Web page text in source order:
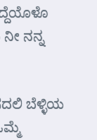
ನನ್ನ
ಬೆಳ್ಳಿಯ